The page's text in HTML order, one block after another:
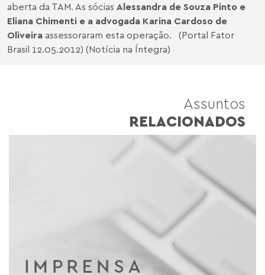
aberta da TAM. As sócias Alessandra de Souza Pinto e
Eliana Chimenti e a advogada Karina Cardoso de
Oliveira assessoraram esta operação. (Portal Fator
Brasil 12.05.2012) (Notícia na Íntegra)
Assuntos
RELACIONADOS